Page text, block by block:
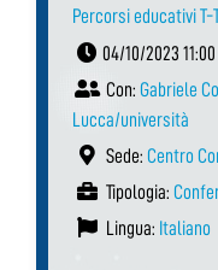
Percorsi educativi T-
04/10/2023 11:00
Con: Gabriele
Lucca/università
Sede: Centro
Tipologia:
Lingua: Italiano